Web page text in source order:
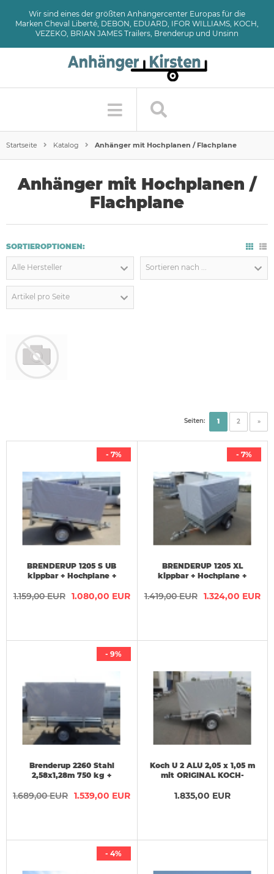
Wir sind eines der größten Anhängercenter Europas für die
Marken Cheval Liberté, DEBON, EDUARD, IFOR WILLIAMS, KOCH,
VEZEKO, BRIAN JAMES Trailers, Brenderup und Unsinn
Startseite Katalog Anhänger mit Hochplanen / Flachplane
Anhänger mit Hochplanen /
Flachplane
SORTIEROPTIONEN:
Alle Hersteller Sortieren nach ...
Artikel pro Seite
Seiten: 1 2 »
BRENDERUP 1205 S UB
kippbar + Hochplane +
1.159,00 EUR 1.080,00 EUR
- 7%
BRENDERUP 1205 XL
kippbar + Hochplane +
1.419,00 EUR 1.324,00 EUR
- 7%
Brenderup 2260 Stahl
2,58x1,28m 750 kg +
1.689,00 EUR 1.539,00 EUR
- 9%
Koch U 2 ALU 2,05 x 1,05 m
mit ORIGINAL KOCH-
1.835,00 EUR
- 4%